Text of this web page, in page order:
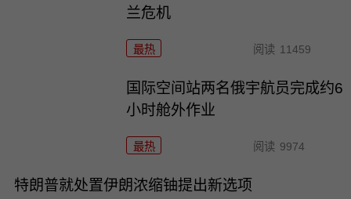
兰危机
最热 阅读 11459
国际空间站两名俄宇航员完成约6
小时舱外作业
最热 阅读 9974
特朗普就处置伊朗浓缩铀提出新选项